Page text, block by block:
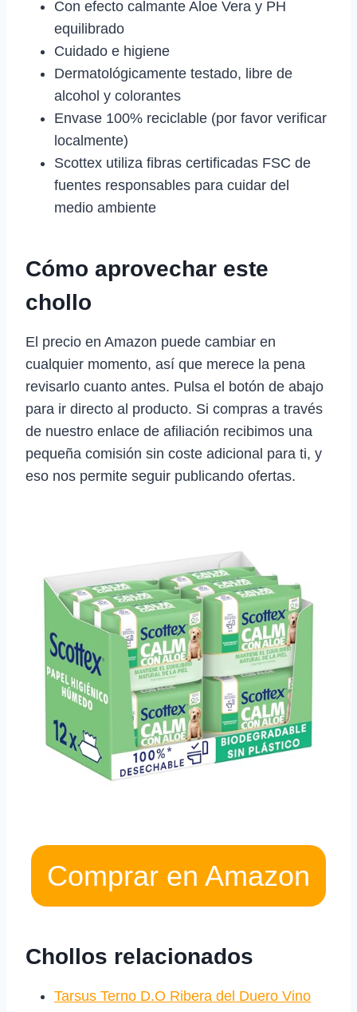
Con efecto calmante Aloe Vera y PH
equilibrado
Cuidado e higiene
Dermatológicamente testado, libre de
alcohol y colorantes
Envase 100% reciclable (por favor verificar
localmente)
Scottex utiliza fibras certificadas FSC de
fuentes responsables para cuidar del
medio ambiente
Cómo aprovechar este
chollo
El precio en Amazon puede cambiar en
cualquier momento, así que merece la pena
revisarlo cuanto antes. Pulsa el botón de abajo
para ir directo al producto. Si compras a través
de nuestro enlace de afiliación recibimos una
pequeña comisión sin coste adicional para ti, y
eso nos permite seguir publicando ofertas.
Comprar en Amazon
Chollos relacionados
Tarsus Terno D.O Ribera del Duero Vino